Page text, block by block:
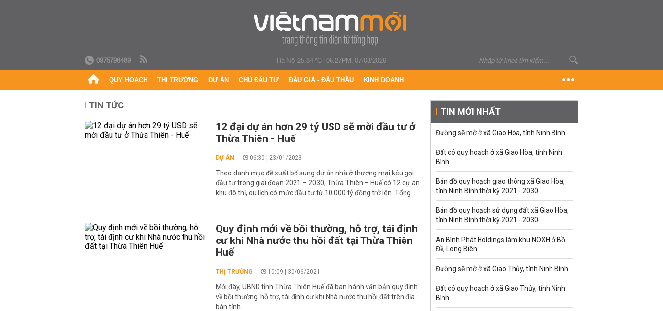
0975798489 Hà Nội 25.84 °C|06:27PM, 07/08/2026
QUY HOẠCH THỊ TRƯỜNG DỰ ÁN CHỦ ĐẦU TƯ ĐẤU GIÁ - ĐẤU THẦU KINH DOANH
TIN TỨC
12 đại dự án hơn 29 tỷ USD sẽ mời đầu tư ở
Thừa Thiên - Huế
DỰ ÁN 06:30 | 23/01/2023
Theo danh mục đề xuất bổ sung dự án nhà ở thương mại kêu gọi
đầu tư trong giai đoạn 2021 – 2030, Thừa Thiên – Huế có 12 dự án
khu đô thị, du lịch có mức đầu tư từ 10.000 tỷ đồng trở lên. Tổng...
Quy định mới về bồi thường, hỗ trợ, tái định
cư khi Nhà nước thu hồi đất tại Thừa Thiên
Huế
THỊ TRƯỜNG 10:09 | 30/06/2021
Mới đây, UBND tỉnh Thừa Thiên Huế đã ban hành văn bản quy định
về bồi thường, hỗ trợ, tái định cư khi Nhà nước thu hồi đất trên địa
bàn tỉnh.
TIN MỚI NHẤT
Đường sẽ mở ở xã Giao Hòa, tỉnh Ninh Bình
Đất có quy hoạch ở xã Giao Hòa, tỉnh Ninh
Bình
Bản đồ quy hoạch giao thông xã Giao Hòa,
tỉnh Ninh Bình thời kỳ 2021 - 2030
Bản đồ quy hoạch sử dụng đất xã Giao Hòa,
tỉnh Ninh Bình thời kỳ 2021 - 2030
An Bình Phát Holdings làm khu NOXH ở Bồ
Đề, Long Biên
Đường sẽ mở ở xã Giao Thủy, tỉnh Ninh Bình
Đất có quy hoạch ở xã Giao Thủy, tỉnh Ninh
Bình